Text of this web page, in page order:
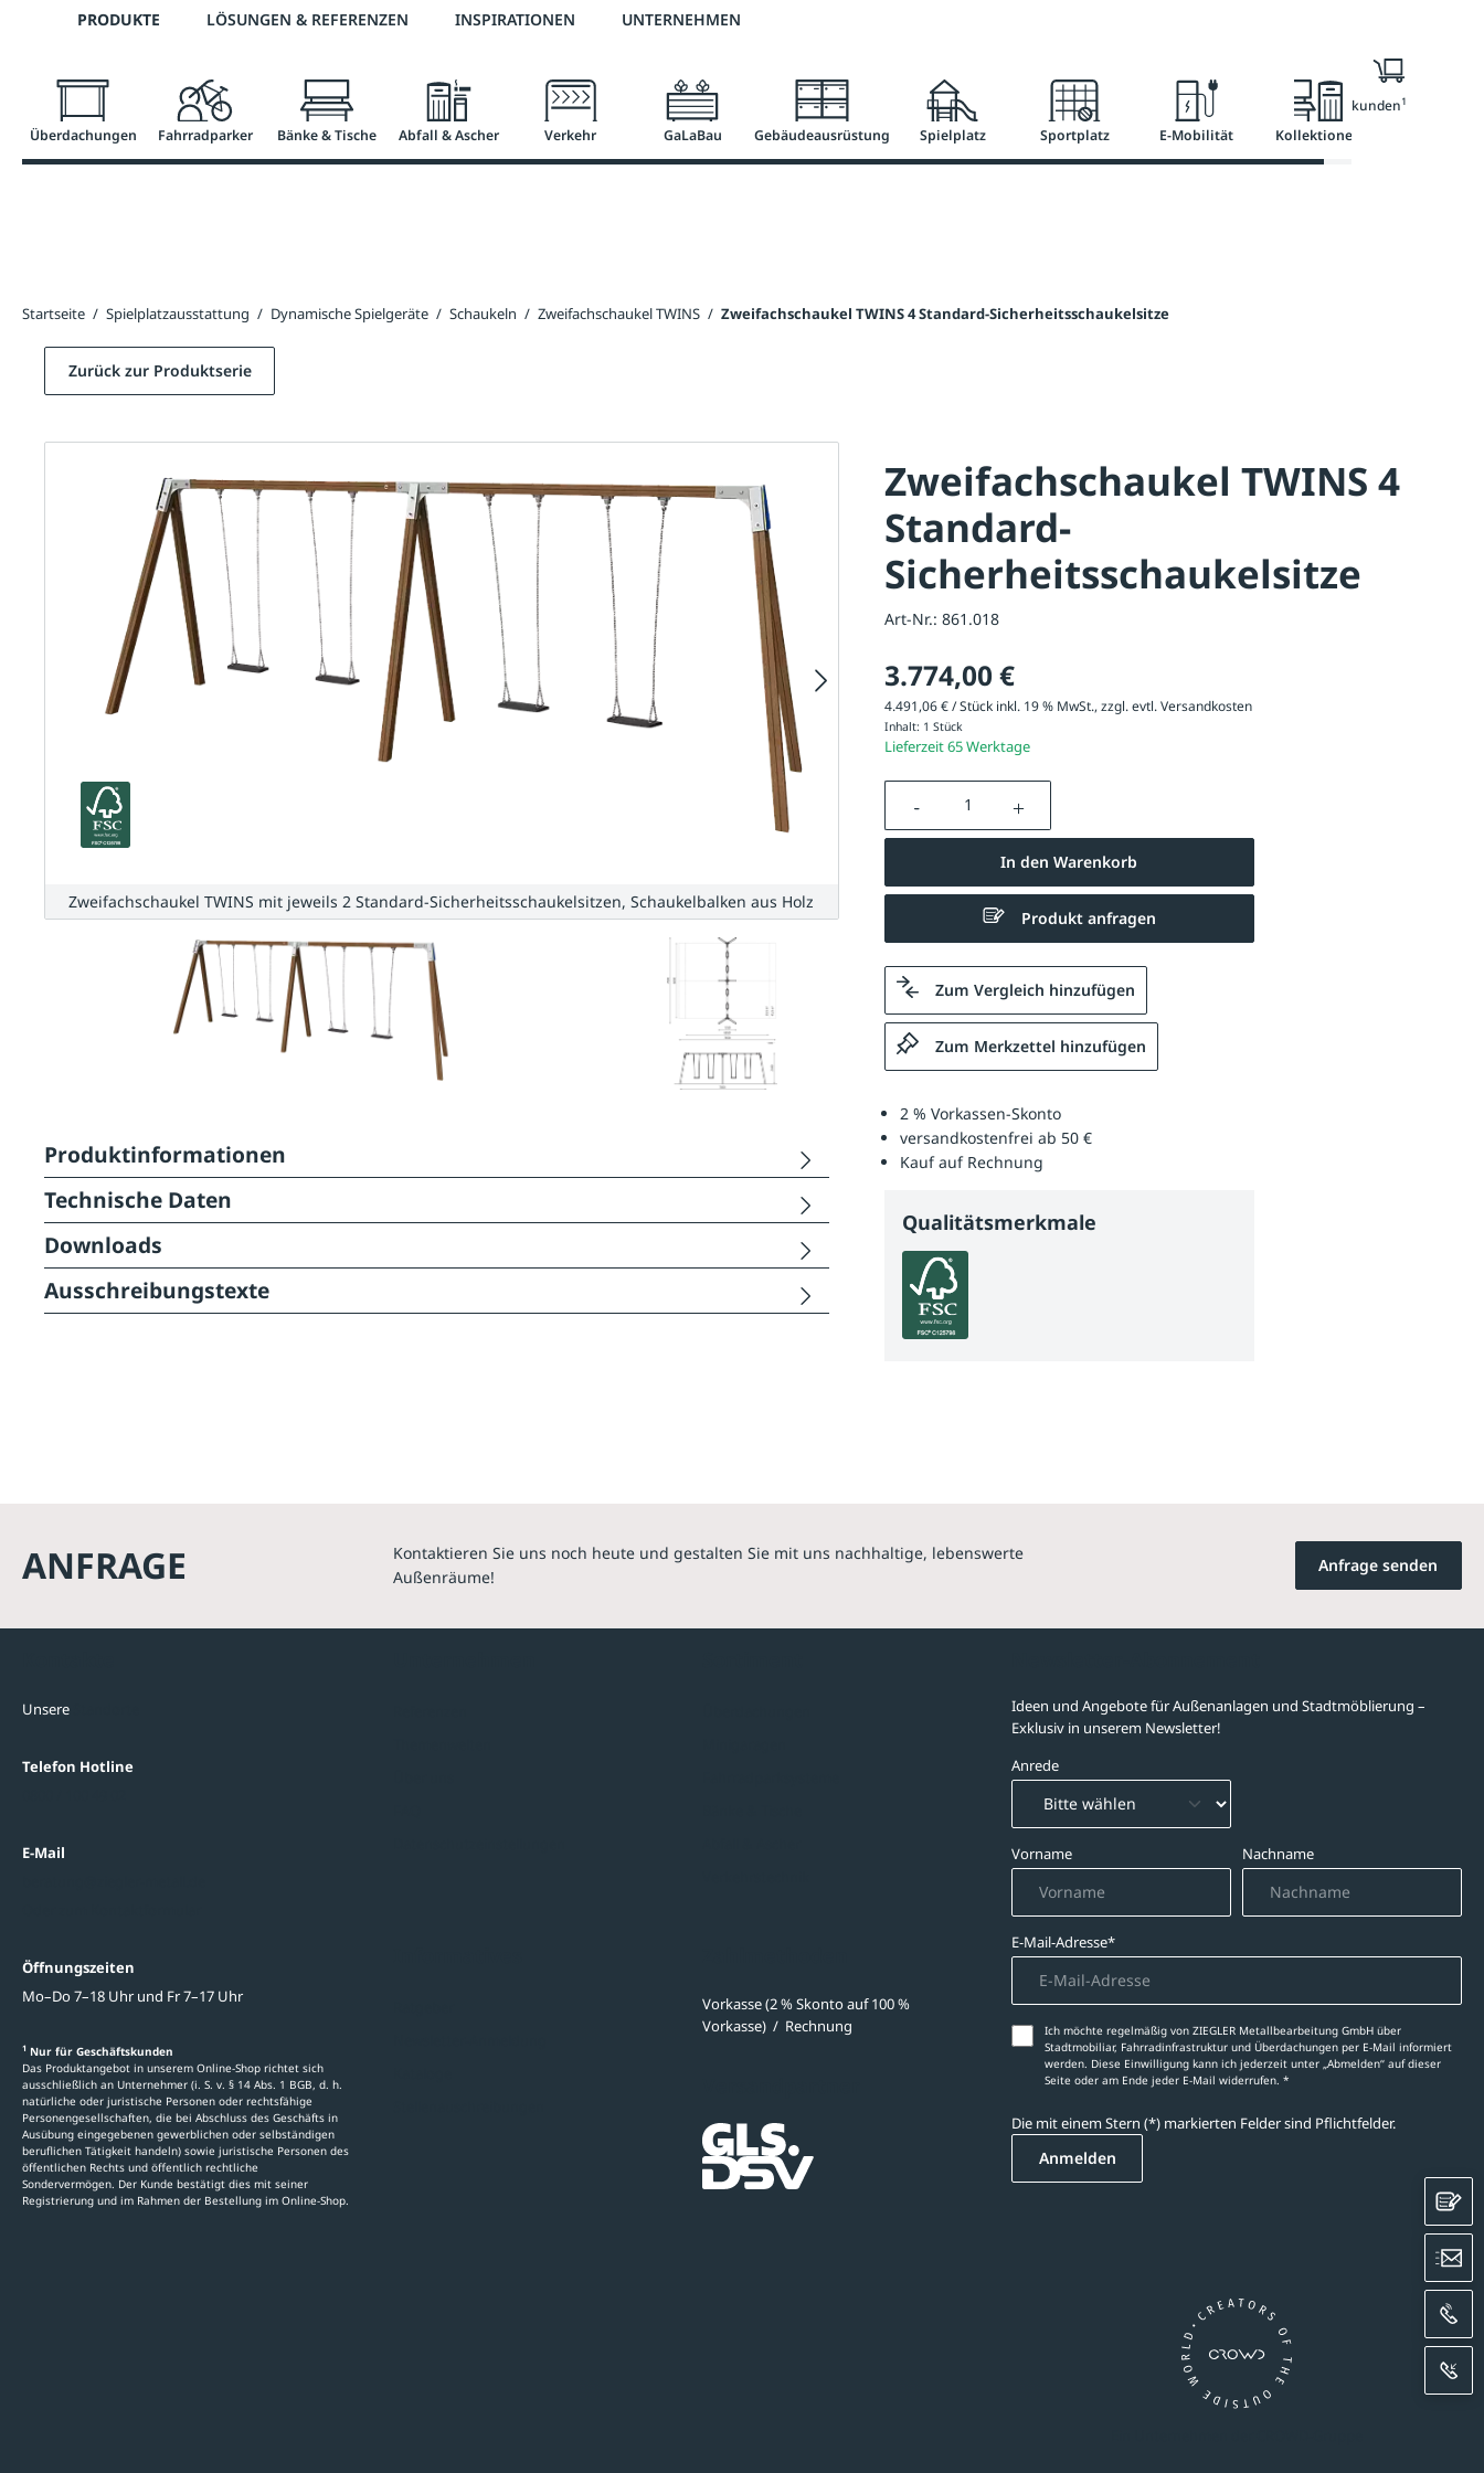
Zur Hauptnavigation springen
Telefon: 0800 / 100 49 02 2 % Vorkassen-Skonto versandkostenfrei ab 50 €
PRODUKTE LÖSUNGEN & REFERENZEN INSPIRATIONEN UNTERNEHMEN
Überdachungen Fahrradparker Bänke & Tische Abfall & Ascher Verkehr GaLaBau Gebäudeausrüstung Spielplatz Sportplatz E-Mobilität Kollektionen
Nur für Geschäftskunden1
Startseite / Spielplatzausstattung / Dynamische Spielgeräte / Schaukeln / Zweifachschaukel TWINS / Zweifachschaukel TWINS 4 Standard-Sicherheitsschaukelsitze
Zweifachschaukel TWINS 4
Standard-
Sicherheitsschaukelsitze
Art-Nr.: 861.018
3.774,00 €
4.491,06 € / Stück inkl. 19 % MwSt., zzgl. evtl.Versandkosten
Inhalt: 1 Stück
Lieferzeit 65 Werktage
Produkt Anzahl: Gib den gewünschten Wert ein oder
In den Warenkorb
Produkt anfragen
Zum Vergleich hinzufügen
Zum Merkzettel hinzufügen
2 % Vorkassen-Skonto
versandkostenfrei ab 50 €
Kauf auf Rechnung
Qualitätsmerkmale
Zurück zur Produktserie
Zweifachschaukel TWINS mit jeweils 2 Standard-Sicherheitsschaukelsitzen, Schaukelbalken aus Holz
Produktinformationen
Technische Daten
Downloads
Ausschreibungstexte
ANFRAGE
Kontaktieren Sie uns noch heute und gestalten Sie mit uns nachhaltige, lebenswerte
Außenräume!
Anfrage senden
Unsere
Telefon Hotline
E-Mail
Öffnungszeiten
Mo–Do 7–18 Uhr und Fr 7–17 Uhr
1 Nur für Geschäftskunden
Das Produktangebot in unserem Online-Shop richtet sich
ausschließlich an Unternehmer (i. S. v. § 14 Abs. 1 BGB, d. h.
natürliche oder juristische Personen oder rechtsfähige
Personengesellschaften, die bei Abschluss des Geschäfts in
Ausübung eingegebenen gewerblichen oder selbständigen
beruflichen Tätigkeit handeln) sowie juristische Personen des
öffentlichen Rechts und öffentlich rechtliche
Sondervermögen. Der Kunde bestätigt dies mit seiner
Registrierung und im Rahmen der Bestellung im Online-Shop.
Vorkasse (2 % Skonto auf 100 %
Vorkasse) / Rechnung
Ideen und Angebote für Außenanlagen und Stadtmöblierung –
Exklusiv in unserem Newsletter!
Anrede
Vorname Nachname
E-Mail-Adresse*
Ich möchte regelmäßig von ZIEGLER Metallbearbeitung GmbH über
Stadtmobiliar, Fahrradinfrastruktur und Überdachungen per E-Mail informiert
werden. Diese Einwilligung kann ich jederzeit unter „Abmelden‘‘ auf dieser
Seite oder am Ende jeder E-Mail widerrufen. *
Die mit einem Stern (*) markierten Felder sind Pflichtfelder.
Anmelden